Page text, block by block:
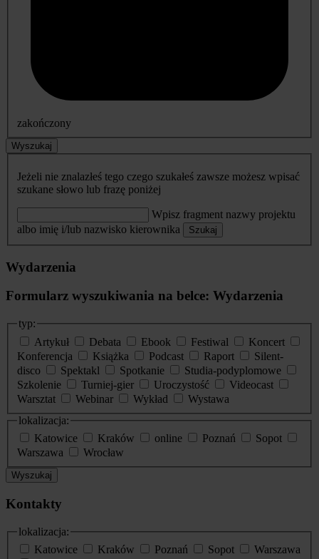
zakończony
Wyszukaj
Jeżeli nie znalazłeś tego czego szukałeś zawsze możesz wpisać
szukane słowo lub frazę poniżej
Wpisz fragment nazwy projektu
albo imię i/lub nazwisko kierownika
Szukaj
Wydarzenia
Formularz wyszukiwania na belce: Wydarzenia
typ:
Artykuł
Debata Ebook Festiwal
Koncert
Konferencja
Książka Podcast Raport
Silent-
disco
Spektakl Spotkanie
Studia-podyplomowe
Szkolenie
Turniej-gier Uroczystość
Videocast
Warsztat
Webinar Wykład
Wystawa
lokalizacja:
Katowice
Kraków online Poznań
Sopot
Warszawa
Wrocław
Wyszukaj
Kontakty
lokalizacja:
Katowice
Kraków Poznań Sopot
Warszawa